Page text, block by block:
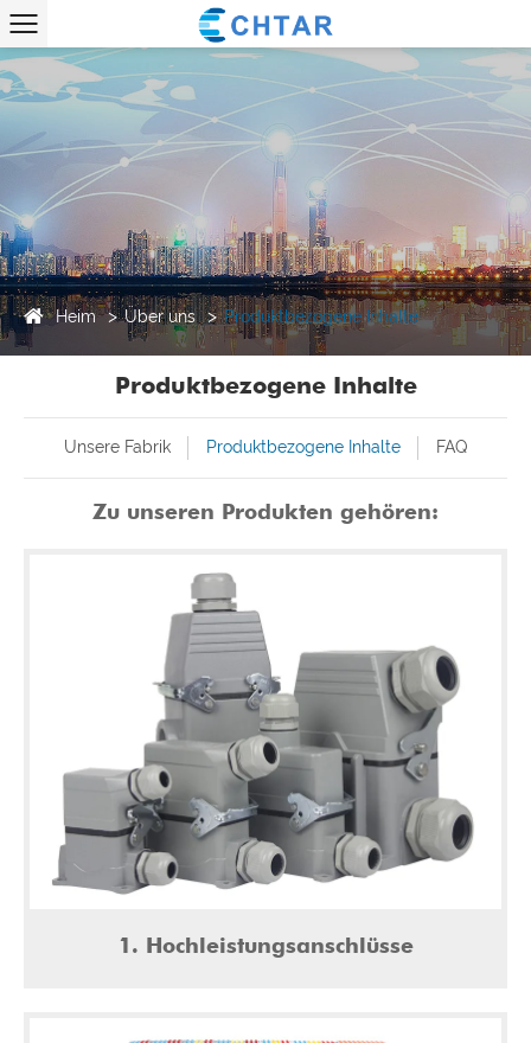
Heim Über uns Produktbezogene Inhalte
Produktbezogene Inhalte
Unsere Fabrik Produktbezogene Inhalte FAQ
Zu unseren Produkten gehören:
1. Hochleistungsanschlüsse